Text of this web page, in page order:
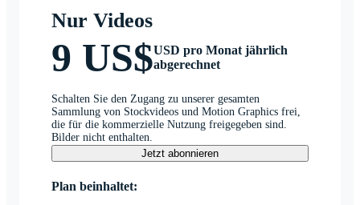
Nur Videos
9 US$USD pro Monat jährlich
abgerechnet
Schalten Sie den Zugang zu unserer gesamten
Sammlung von Stockvideos und Motion Graphics frei,
die für die kommerzielle Nutzung freigegeben sind.
Bilder nicht enthalten.
Jetzt abonnieren
Plan beinhaltet: